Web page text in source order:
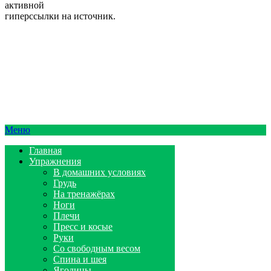
активной
гиперссылки на источник.
Меню
Главная
Упражнения
В домашних условиях
Грудь
На тренажёрах
Ноги
Плечи
Пресс и косые
Руки
Со свободным весом
Спина и шея